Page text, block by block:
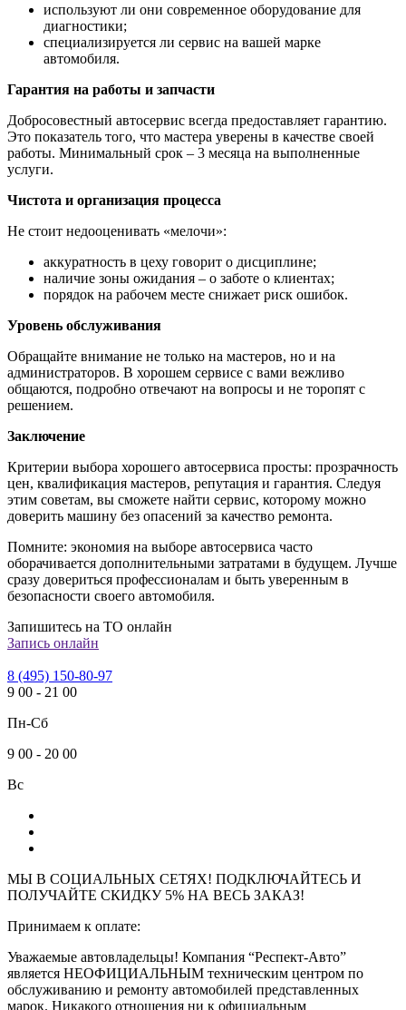
используют ли они современное оборудование для
диагностики;
специализируется ли сервис на вашей марке
автомобиля.
Гарантия на работы и запчасти
Добросовестный автосервис всегда предоставляет гарантию.
Это показатель того, что мастера уверены в качестве своей
работы. Минимальный срок – 3 месяца на выполненные
услуги.
Чистота и организация процесса
Не стоит недооценивать «мелочи»:
аккуратность в цеху говорит о дисциплине;
наличие зоны ожидания – о заботе о клиентах;
порядок на рабочем месте снижает риск ошибок.
Уровень обслуживания
Обращайте внимание не только на мастеров, но и на
администраторов. В хорошем сервисе с вами вежливо
общаются, подробно отвечают на вопросы и не торопят с
решением.
Заключение
Критерии выбора хорошего автосервиса просты: прозрачность
цен, квалификация мастеров, репутация и гарантия. Следуя
этим советам, вы сможете найти сервис, которому можно
доверить машину без опасений за качество ремонта.
Помните: экономия на выборе автосервиса часто
оборачивается дополнительными затратами в будущем. Лучше
сразу довериться профессионалам и быть уверенным в
безопасности своего автомобиля.
Запишитесь на ТО онлайн
Запись онлайн
8 (495) 150-80-97
9 00 - 21 00
Пн-Сб
9 00 - 20 00
Вс
МЫ В СОЦИАЛЬНЫХ СЕТЯХ! ПОДКЛЮЧАЙТЕСЬ И
ПОЛУЧАЙТЕ СКИДКУ 5% НА ВЕСЬ ЗАКАЗ!
Принимаем к оплате:
Уважаемые автовладельцы! Компания “Респект-Авто”
является НЕОФИЦИАЛЬНЫМ техническим центром по
обслуживанию и ремонту автомобилей представленных
марок. Никакого отношения ни к официальным